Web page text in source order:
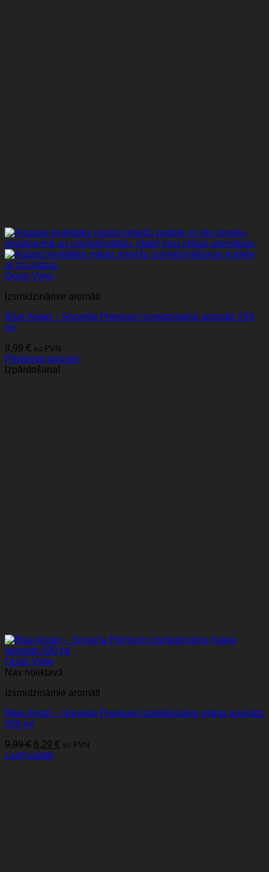
Quick View
Izsmidzināmie aromāti
Blue Angel – Sorvella Premium izsmidzināms aromāts 250
ml
9,99 € su PVN
Pievienot grozam
Izpārdošana!
Quick View
Nav noliktavā
Izsmidzināmie aromāti
Blue Angel – Sorvella Premium izsmidzināms mājas aromāts
200 ml
9,99€ Original
price
6,29 € Current
su PVN
Lasīt vairāk